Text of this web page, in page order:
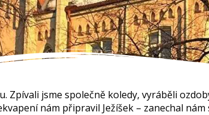
Zpívali jsme společně koledy, vyráběli
nám připravil Ježíšek – zanechal